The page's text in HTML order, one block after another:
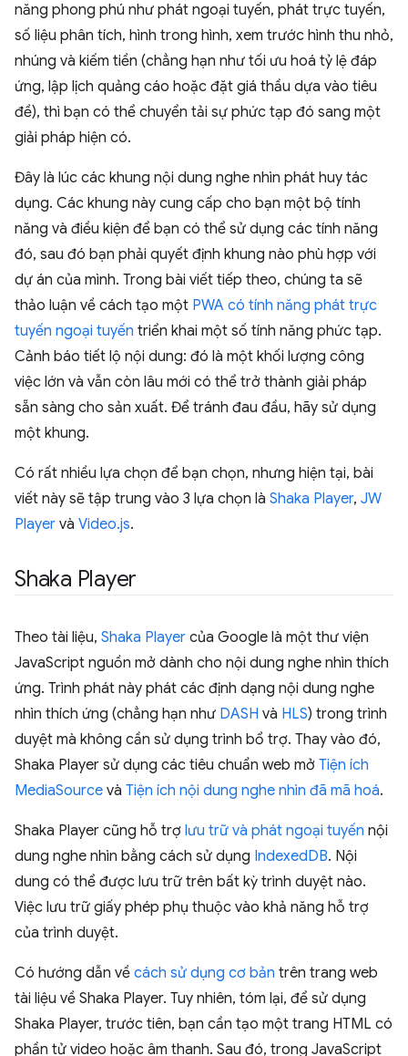
năng phong phú như phát ngoại tuyến, phát trực tuyến,
số liệu phân tích, hình trong hình, xem trước hình thu nhỏ,
nhúng và kiếm tiền (chẳng hạn như tối ưu hoá tỷ lệ đáp
ứng, lập lịch quảng cáo hoặc đặt giá thầu dựa vào tiêu
đề), thì bạn có thể chuyển tải sự phức tạp đó sang một
giải pháp hiện có.
Đây là lúc các khung nội dung nghe nhìn phát huy tác
dụng. Các khung này cung cấp cho bạn một bộ tính
năng và điều kiện để bạn có thể sử dụng các tính năng
đó, sau đó bạn phải quyết định khung nào phù hợp với
dự án của mình. Trong bài viết tiếp theo, chúng ta sẽ
thảo luận về cách tạo một PWA có tính năng phát trực
tuyến ngoại tuyến triển khai một số tính năng phức tạp.
Cảnh báo tiết lộ nội dung: đó là một khối lượng công
việc lớn và vẫn còn lâu mới có thể trở thành giải pháp
sẵn sàng cho sản xuất. Để tránh đau đầu, hãy sử dụng
một khung.
Có rất nhiều lựa chọn để bạn chọn, nhưng hiện tại, bài
viết này sẽ tập trung vào 3 lựa chọn là Shaka Player, JW
Player và Video.js.
Shaka Player
Theo tài liệu, Shaka Player của Google là một thư viện
JavaScript nguồn mở dành cho nội dung nghe nhìn thích
ứng. Trình phát này phát các định dạng nội dung nghe
nhìn thích ứng (chẳng hạn như DASH và HLS) trong trình
duyệt mà không cần sử dụng trình bổ trợ. Thay vào đó,
Shaka Player sử dụng các tiêu chuẩn web mở Tiện ích
MediaSource và Tiện ích nội dung nghe nhìn đã mã hoá.
Shaka Player cũng hỗ trợ lưu trữ và phát ngoại tuyến nội
dung nghe nhìn bằng cách sử dụng IndexedDB. Nội
dung có thể được lưu trữ trên bất kỳ trình duyệt nào.
Việc lưu trữ giấy phép phụ thuộc vào khả năng hỗ trợ
của trình duyệt.
Có hướng dẫn về cách sử dụng cơ bản trên trang web
tài liệu về Shaka Player. Tuy nhiên, tóm lại, để sử dụng
Shaka Player, trước tiên, bạn cần tạo một trang HTML có
phần tử video hoặc âm thanh. Sau đó, trong JavaScript